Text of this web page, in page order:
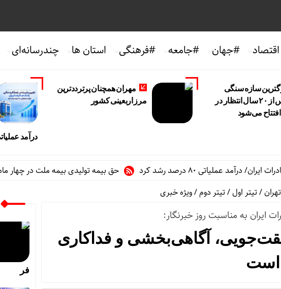
اقتصاد #جهان #جامعه #فرهنگی استان ها چندرسانه‌ای
سازه سنگی
ایلام پس از ۲۰ سال انتظار در
افتتاح می‌شود
مهران همچنان پرترددترین
مرز اربعینی کشور
درآمد عملیاتی ۸۰ درصد
۸۰ درصد رشد کرد
حق بیمه تولیدی بیمه ملت در چهار ماه نخست امسال از ۱۴.۵ همت گذشت/ رشد ۹۰ درصدی نسبت
تهران/تیتر اول/تیتر دوم/ویژه خبری
ایران به مناسبت روز خبرنگار:
آگاهی‌بخشی و فداکاری
است
فر